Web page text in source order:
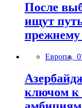
После
ищут
прежнему
Европа,
ключом к